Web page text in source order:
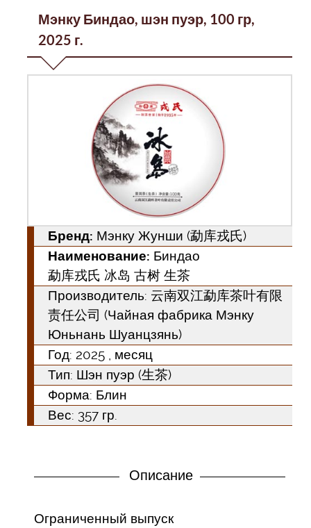
Мэнку Биндао, шэн пуэр, 100 гр,
2025 г.
Бренд: Мэнку Жунши (勐库戎氏)
Наименование: Биндао
勐库戎氏 冰岛 古树 生茶
Производитель: 云南双江勐库茶叶有限
责任公司 (Чайная фабрика Мэнку
Юньнань Шуанцзянь)
Год: 2025 , месяц
Тип: Шэн пуэр (生茶)
Форма: Блин
Вес: 357 гр.
Описание
Ограниченный выпуск